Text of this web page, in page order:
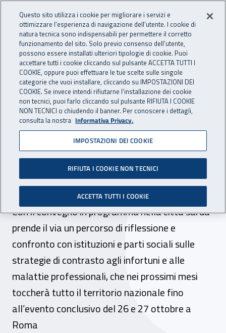
INAIL - Istituto Nazionale
Apri cerca
Navigazione principale
Navigazione - Ti trovi in:
Home Inail comunica News
20 marzo 2023
Forum della prevenzione
“Made in Inail”, il 29 marzo
la prima tappa a Sassari
Con il convegno in programma nella città sarda
prende il via un percorso di riflessione e
confronto con istituzioni e parti sociali sulle
strategie di contrasto agli infortuni e alle
malattie professionali, che nei prossimi mesi
toccherà tutto il territorio nazionale fino
all’evento conclusivo del 26 e 27 ottobre a
Roma
Questo sito utilizza i cookie per migliorare i servizi e
ottimizzare l’esperienza di navigazione dell’utente. I cookie di
natura tecnica sono indispensabili per permettere il corretto
funzionamento del sito. Solo previo consenso dell’utente,
possono essere installati ulteriori tipologie di cookie. Puoi
accettare tutti i cookie cliccando sul pulsante ACCETTA TUTTI I
COOKIE, oppure puoi effettuare le tue scelte sulle singole
categorie che vuoi installare, cliccando su IMPOSTAZIONI DEI
COOKIE. Se invece intendi rifiutarne l’installazione dei cookie
non tecnici, puoi farlo cliccando sul pulsante RIFIUTA I COOKIE
NON TECNICI o chiudendo il banner. Per conoscere i dettagli,
consulta la nostra Informativa Privacy.
IMPOSTAZIONI DEI COOKIE
RIFIUTA I COOKIE NON TECNICI
ACCETTA TUTTI I COOKIE